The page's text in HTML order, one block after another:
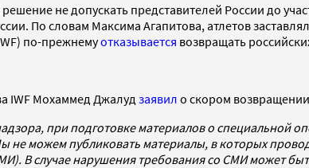
решение не допускать представителей России до
По словам Максима Агапитова, атлетов
по-прежнемуотказывается возвращать
IWF Мохаммед Джалуд заявил о скором
при подготовке материалов о специальной
можем публиковать материалы, в которых
В случае нарушения требования со СМИ может